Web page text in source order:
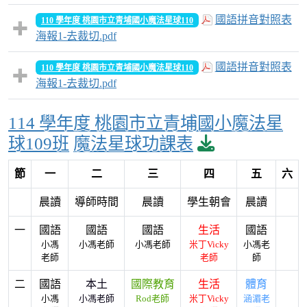
110 學年度 桃園市立青埔國小魔法星球110
國語拼音對照表
海報1-去裁切.pdf
110 學年度 桃園市立青埔國小魔法星球110
國語拼音對照表
海報1-去裁切.pdf
114 學年度 桃園市立青埔國小魔法星
球109班 魔法星球功課表 download
節 一 二 三 四 五 六
晨讀 導師時間 晨讀 學生朝會 晨讀
一 國語
小馮
老師
國語
小馮老師
國語
小馮老師
生活
米丁Vicky
老師
國語
小馮老
師
二 國語
小馮
本土
小馮老師
國際教育
Rod老師
生活
米丁Vicky
體育
涵湄老